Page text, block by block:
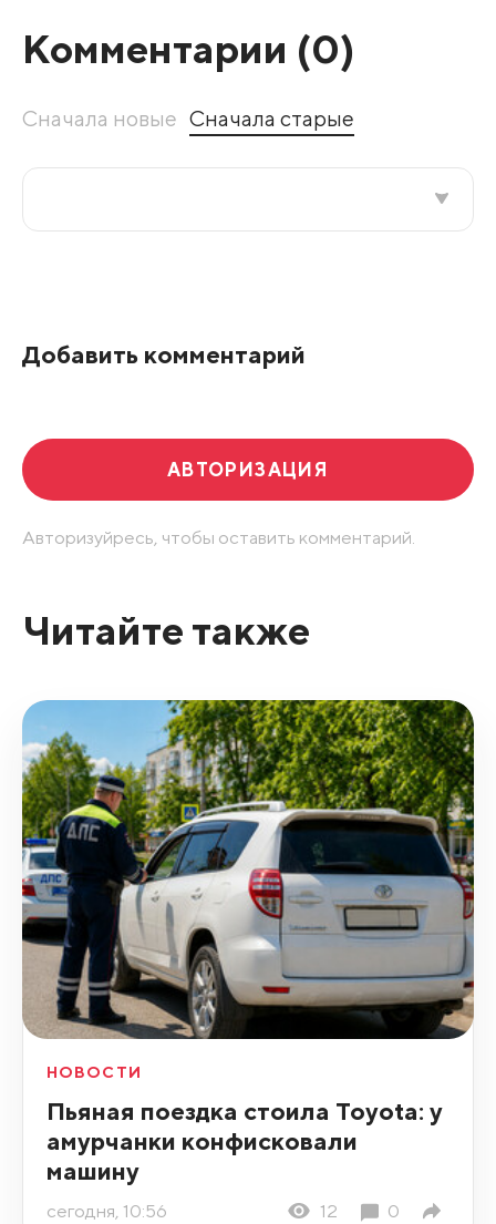
Комментарии (0)
Сначала новые Сначала старые
Добавить комментарий
АВТОРИЗАЦИЯ
Авторизуйресь, чтобы оставить комментарий.
Читайте также
НОВОСТИ
Пьяная поездка стоила Toyota: у
амурчанки конфисковали
машину
сегодня, 10:56 12 0